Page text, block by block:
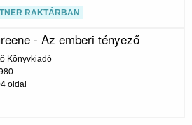
RAKTÁRBAN
- Az emberi tényező
Könyvkiadó
oldal